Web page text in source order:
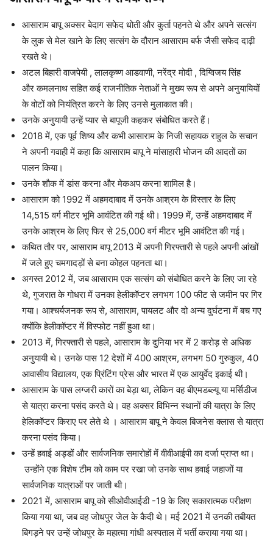
आसाराम बापू अक्सर बेदाग सफेद धोती और कुर्ता पहनते थे और अपने सत्संग
के लुक से मेल खाने के लिए सत्संग के दौरान आसाराम बर्फ जैसी सफेद दाढ़ी
रखते थे।
अटल बिहारी वाजपेयी , लालकृष्ण आडवाणी, नरेंद्र मोदी , दिग्विजय सिंह
और कमलनाथ सहित कई राजनीतिक नेताओं ने मुख्य रूप से अपने अनुयायियों
के वोटों को नियंत्रित करने के लिए उनसे मुलाकात की।
उनके अनुयायी उन्हें प्यार से बापूजी कहकर संबोधित करते हैं।
2018 में, एक पूर्व शिष्य और कभी आसाराम के निजी सहायक राहुल के सचान
ने अपनी गवाही में कहा कि आसाराम बापू ने मांसाहारी भोजन की आदतों का
पालन किया।
उनके शौक में डांस करना और मेकअप करना शामिल है।
आसाराम को 1992 में अहमदाबाद में उनके आश्रम के विस्तार के लिए
14,515 वर्ग मीटर भूमि आवंटित की गई थी। 1999 में, उन्हें अहमदाबाद में
उनके आश्रम के लिए फिर से 25,000 वर्ग मीटर भूमि आवंटित की गई।
कथित तौर पर, आसाराम बापू 2013 में अपनी गिरफ्तारी से पहले अपनी आंखों
में जले हुए चमगादड़ों से बना कोहल पहनता था।
अगस्त 2012 में, जब आसाराम एक सत्संग को संबोधित करने के लिए जा रहे
थे, गुजरात के गोधरा में उनका हेलीकॉप्टर लगभग 100 फीट से जमीन पर गिर
गया। आश्चर्यजनक रूप से, आसाराम, पायलट और दो अन्य दुर्घटना में बच गए
क्योंकि हेलीकॉप्टर में विस्फोट नहीं हुआ था।
2013 में, गिरफ्तारी से पहले, आसाराम के दुनिया भर में 2 करोड़ से अधिक
अनुयायी थे। उनके पास 12 देशों में 400 आश्रम, लगभग 50 गुरुकुल, 40
आवासीय विद्यालय, एक प्रिंटिंग प्रेस और भारत में एक आयुर्वेद इकाई थी।
आसाराम के पास लग्जरी कारों का बेड़ा था, लेकिन वह बीएमडब्ल्यू या मर्सिडीज
से यात्रा करना पसंद करते थे। वह अक्सर विभिन्न स्थानों की यात्रा के लिए
हेलिकॉप्टर किराए पर लेते थे । आसाराम बापू ने केवल बिजनेस क्लास से यात्रा
करना पसंद किया।
उन्हें हवाई अड्डों और सार्वजनिक समारोहों में वीवीआईपी का दर्जा प्राप्त था।
उन्होंने एक विशेष टीम को काम पर रखा जो उनके साथ हवाई जहाजों या
सार्वजनिक यात्राओं पर जाती थी।
2021 में, आसाराम बापू को सीओवीआईडी ​​​​-19 के लिए सकारात्मक परीक्षण
किया गया था, जब वह जोधपुर जेल के कैदी थे। मई 2021 में उनकी तबीयत
बिगड़ने पर उन्हें जोधपुर के महात्मा गांधी अस्पताल में भर्ती कराया गया था।